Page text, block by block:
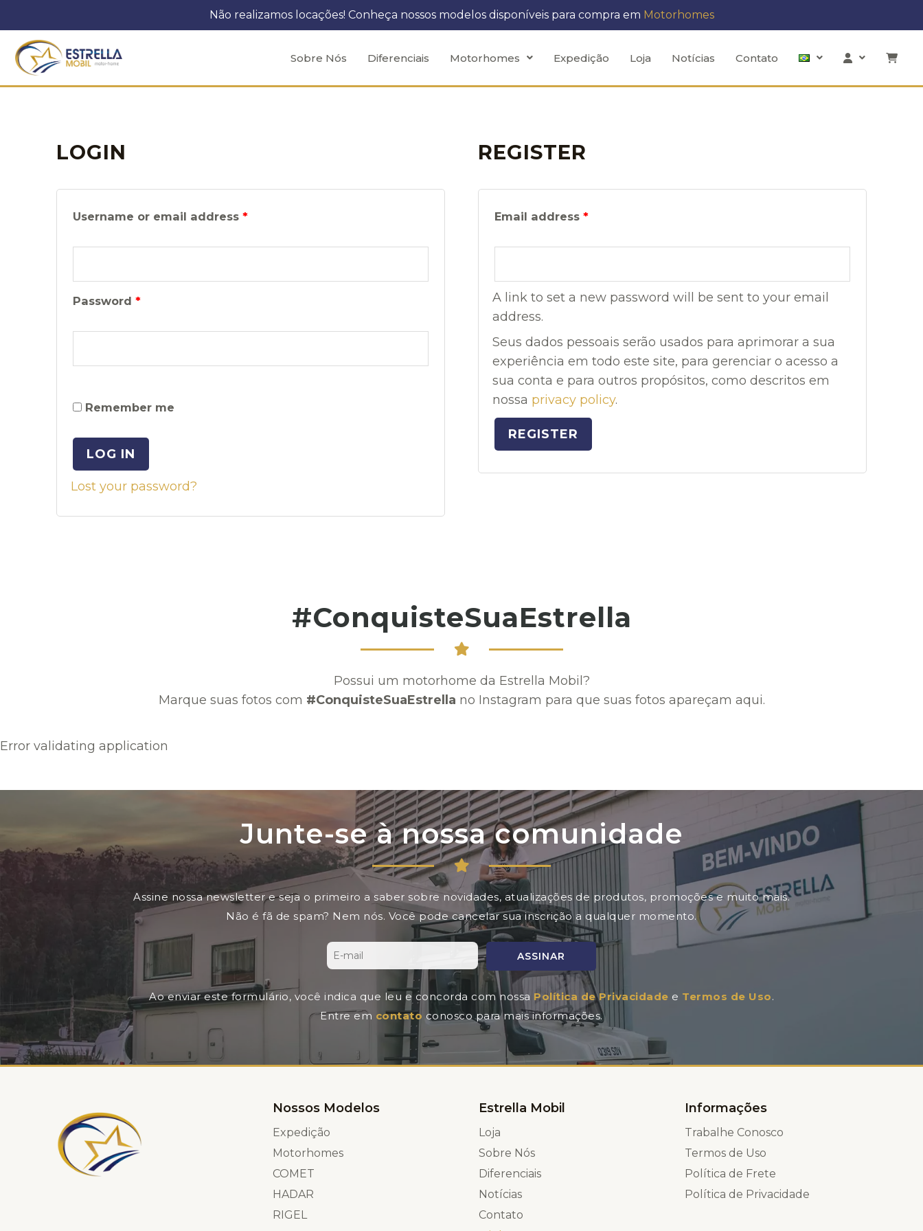
para
conteúdo
Não realizamos locações! Conheça nossos modelos disponíveis para compra em Motorhomes
Sobre Nós Diferenciais Motorhomes Expedição Loja Notícias Contato
LOGIN
Username or email address *
Password *
Remember me
LOG IN
Lost your password?
REGISTER
Email address *
A link to set a new password will be sent to your email
address.
Seus dados pessoais serão usados para aprimorar a sua
experiência em todo este site, para gerenciar o acesso a
sua conta e para outros propósitos, como descritos em
nossa privacy policy.
REGISTER
#ConquisteSuaEstrella
Possui um motorhome da Estrella Mobil?
Marque suas fotos com #ConquisteSuaEstrella no Instagram para que suas fotos apareçam aqui.
Error validating application
Junte-se à nossa comunidade
Assine nossa newsletter e seja o primeiro a saber sobre novidades, atualizações de produtos, promoções e muito mais.
Não é fã de spam? Nem nós. Você pode cancelar sua inscrição a qualquer momento.
ASSINAR
Ao enviar este formulário, você indica que leu e concorda com nossa Política de Privacidade e Termos de Uso.
Entre em contato conosco para mais informações.
Nossos Modelos
Expedição
Motorhomes
COMET
HADAR
RIGEL
Estrella Mobil
Loja
Sobre Nós
Diferenciais
Notícias
Contato
Informações
Trabalhe Conosco
Termos de Uso
Política de Frete
Política de Privacidade